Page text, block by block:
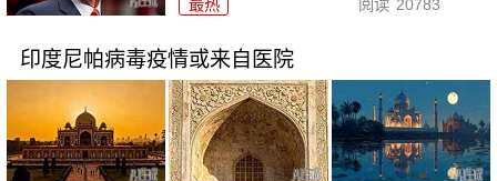
最热 阅读 20783
印度尼帕病毒疫情或来自医院